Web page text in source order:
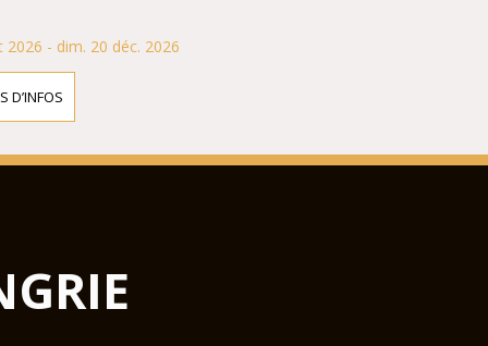
2026 - dim. 20 déc. 2026
D’INFOS